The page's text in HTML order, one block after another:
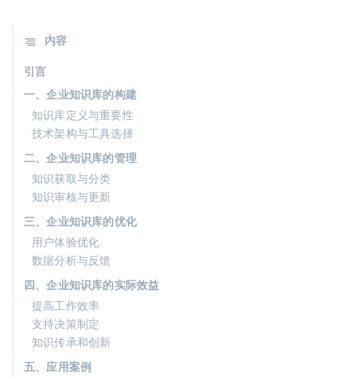
内容
引言
一、企业知识库的构建
知识库定义与重要性
技术架构与工具选择
二、企业知识库的管理
知识获取与分类
知识审核与更新
三、企业知识库的优化
用户体验优化
数据分析与反馈
四、企业知识库的实际效益
提高工作效率
支持决策制定
知识传承和创新
五、应用案例